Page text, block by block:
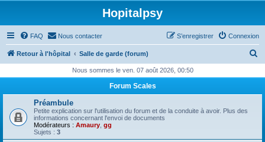
Hopitalpsy
FAQ Nous contacter Connexion
S’enregistrer
Retour à l'hôpital Salle de garde (forum)
h
c
Nous sommes le ven. 07 août 2026, 00:50
Forum Scales
Préambule
Petite explication sur l'utilisation du forum et de la conduite à avoir. Plus des
informations concernant l'envoi de documents
Modérateurs : Amaury gg
Sujets : 3